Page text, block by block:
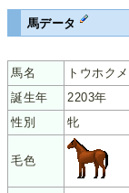
馬データ
馬名
トウホク
誕生年
2203年
性別
牝
毛色